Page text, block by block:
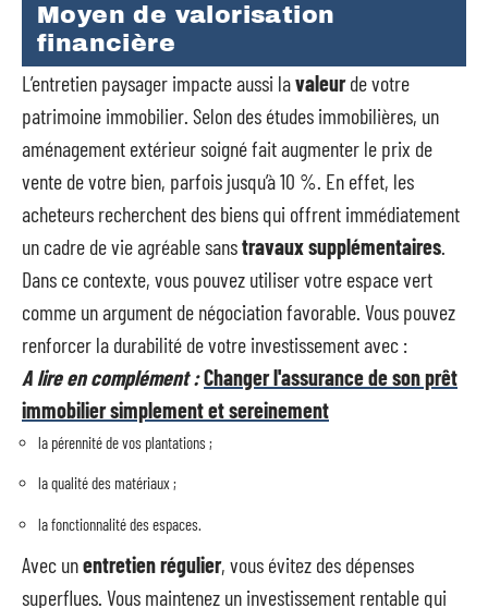
Moyen de valorisation
financière
L’entretien paysager impacte aussi lavaleurde votre
patrimoine immobilier. Selon des études immobilières, un
aménagement extérieur soigné fait augmenter le prix de
vente de votre bien, parfois jusqu’à 10 %. En effet, les
acheteurs recherchent des biens qui offrent immédiatement
un cadre de vie agréable sanstravaux supplémentaires
Dans ce contexte, vous pouvez utiliser votre espace vert
comme un argument de négociation favorable. Vous pouvez
renforcer la durabilité de votre investissement avec :
A lire en complément :Changer l'assurance de son prêt
immobilier simplement et sereinement
la pérennité de vos plantations ;
la qualité des matériaux ;
la fonctionnalité des espaces.
Avec unentretien régulier, vous évitez des dépenses
superflues. Vous maintenez un investissement rentable qui